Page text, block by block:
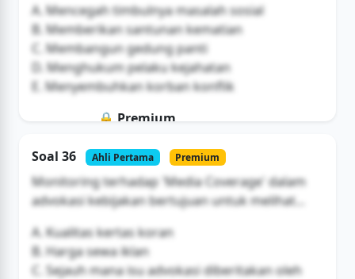
A. Mencegah timbulnya masalah sosial
B. Memberikan santunan kematian
C. Membangun gedung panti
D. Menghukum pelaku kejahatan
E. Menyembuhkan korban konflik
🔒 Premium
Buka Akses
Soal 36 Ahli Pertama Premium
Monitoring terhadap 'Media Coverage' dalam
advokasi kebijakan bertujuan untuk melihat...
A. Kualitas kertas koran
B. Harga sewa iklan
C. Sejauh mana isu advokasi diberitakan oleh